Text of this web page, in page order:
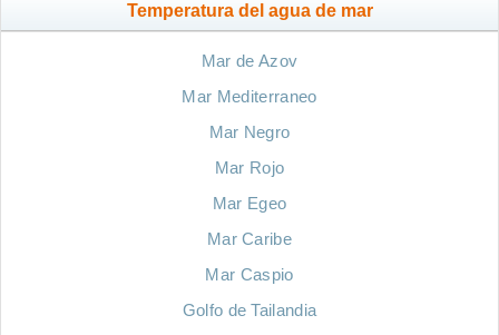
Temperatura del agua de mar
Mar de Azov
Mar Mediterraneo
Mar Negro
Mar Rojo
Mar Egeo
Mar Caribe
Mar Caspio
Golfo de Tailandia